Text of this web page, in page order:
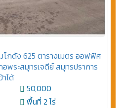
โกดัง 625 ตารางเมตร ออฟฟิศ
พระสมุทรเจดีย์ สมุทรปราการ
ได้
50,000
พื้นที่ 2 ไร่